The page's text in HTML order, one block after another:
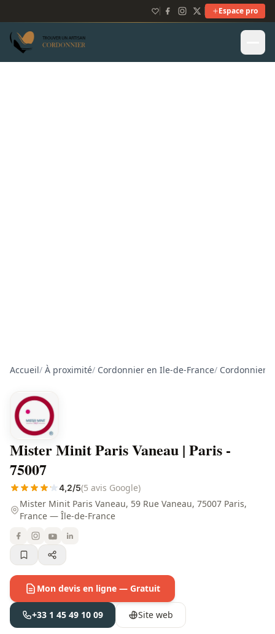
Espace pro
Accueil/ À proximité/ Cordonnier en Ile-de-France/ Cordonnier
Mister Minit Paris Vaneau | Paris -
75007
4,2/5(5 avis Google)
Mister Minit Paris Vaneau, 59 Rue Vaneau, 75007 Paris,
France — Île-de-France
Mon devis en ligne — Gratuit
+33 1 45 49 10 09 Site web